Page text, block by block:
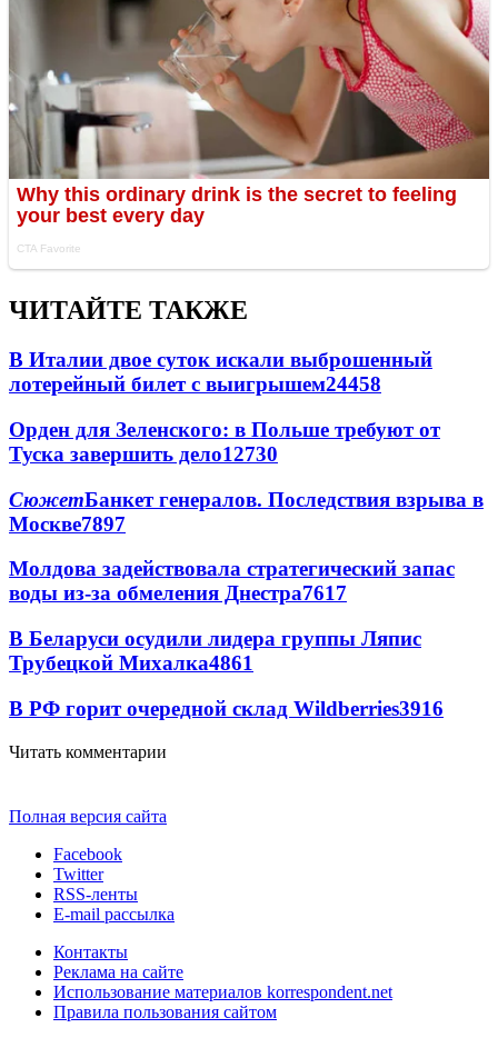
ЧИТАЙТЕ ТАКЖЕ
В Италии двое суток искали выброшенный
лотерейный билет с выигрышем24458
Орден для Зеленского: в Польше требуют от
Туска завершить дело12730
СюжетБанкет генералов. Последствия взрыва в
Москве7897
Молдова задействовала стратегический запас
воды из-за обмеления Днестра7617
В Беларуси осудили лидера группы Ляпис
Трубецкой Михалка4861
В РФ горит очередной склад Wildberries3916
Читать комментарии
Полная версия сайта
Facebook
Twitter
RSS-ленты
E-mail рассылка
Контакты
Реклама на сайте
Использование материалов korrespondent.net
Правила пользования сайтом